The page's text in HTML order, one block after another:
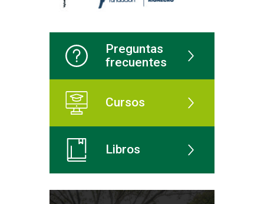
Preguntas
frecuentes
Cursos
Libros